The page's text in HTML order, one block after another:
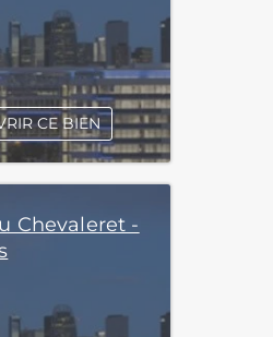
CE BIEN
Chevaleret -